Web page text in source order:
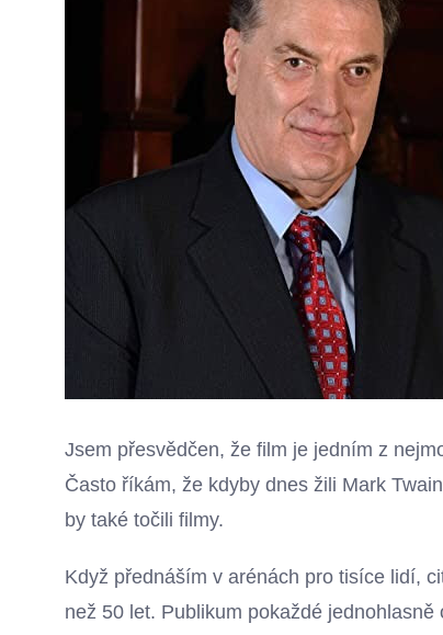
Jsem přesvědčen, že film je jedním z
Často říkám, že kdyby dnes žili Mark
by také točili filmy.
Když přednáším v arénách pro tisíce lidí,
než 50 let. Publikum pokaždé